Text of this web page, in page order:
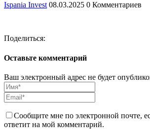
Ispania Invest 08.03.2025 0 Комментариев
Поделиться:
Оставьте комментарий
Ваш электронный адрес не будет
Сообщите мне по электронной почте,
ответит на мой комментарий.